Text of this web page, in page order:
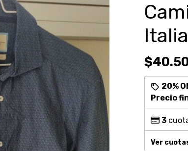
20%
Precio
3
Ver